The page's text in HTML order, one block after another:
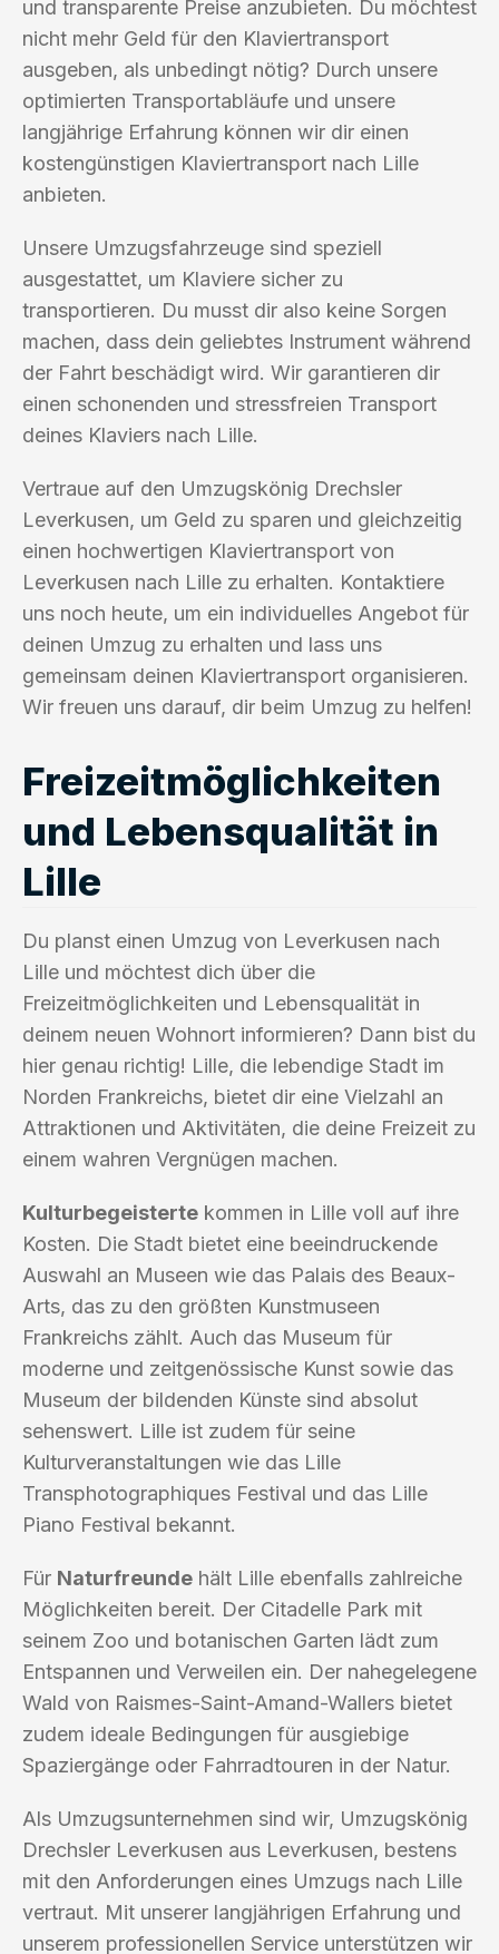
und transparente Preise anzubieten. Du möchtest
nicht mehr Geld für den Klaviertransport
ausgeben, als unbedingt nötig? Durch unsere
optimierten Transportabläufe und unsere
langjährige Erfahrung können wir dir einen
kostengünstigen Klaviertransport nach Lille
anbieten.
Unsere Umzugsfahrzeuge sind speziell
ausgestattet, um Klaviere sicher zu
transportieren. Du musst dir also keine Sorgen
machen, dass dein geliebtes Instrument während
der Fahrt beschädigt wird. Wir garantieren dir
einen schonenden und stressfreien Transport
deines Klaviers nach Lille.
Vertraue auf den Umzugskönig Drechsler
Leverkusen, um Geld zu sparen und gleichzeitig
einen hochwertigen Klaviertransport von
Leverkusen nach Lille zu erhalten. Kontaktiere
uns noch heute, um ein individuelles Angebot für
deinen Umzug zu erhalten und lass uns
gemeinsam deinen Klaviertransport organisieren.
Wir freuen uns darauf, dir beim Umzug zu helfen!
Freizeitmöglichkeiten
und Lebensqualität in
Lille
Du planst einen Umzug von Leverkusen nach
Lille und möchtest dich über die
Freizeitmöglichkeiten und Lebensqualität in
deinem neuen Wohnort informieren? Dann bist du
hier genau richtig! Lille, die lebendige Stadt im
Norden Frankreichs, bietet dir eine Vielzahl an
Attraktionen und Aktivitäten, die deine Freizeit zu
einem wahren Vergnügen machen.
Kulturbegeisterte kommen in Lille voll auf ihre
Kosten. Die Stadt bietet eine beeindruckende
Auswahl an Museen wie das Palais des Beaux-
Arts, das zu den größten Kunstmuseen
Frankreichs zählt. Auch das Museum für
moderne und zeitgenössische Kunst sowie das
Museum der bildenden Künste sind absolut
sehenswert. Lille ist zudem für seine
Kulturveranstaltungen wie das Lille
Transphotographiques Festival und das Lille
Piano Festival bekannt.
Für Naturfreunde hält Lille ebenfalls zahlreiche
Möglichkeiten bereit. Der Citadelle Park mit
seinem Zoo und botanischen Garten lädt zum
Entspannen und Verweilen ein. Der nahegelegene
Wald von Raismes-Saint-Amand-Wallers bietet
zudem ideale Bedingungen für ausgiebige
Spaziergänge oder Fahrradtouren in der Natur.
Als Umzugsunternehmen sind wir, Umzugskönig
Drechsler Leverkusen aus Leverkusen, bestens
mit den Anforderungen eines Umzugs nach Lille
vertraut. Mit unserer langjährigen Erfahrung und
unserem professionellen Service unterstützen wir